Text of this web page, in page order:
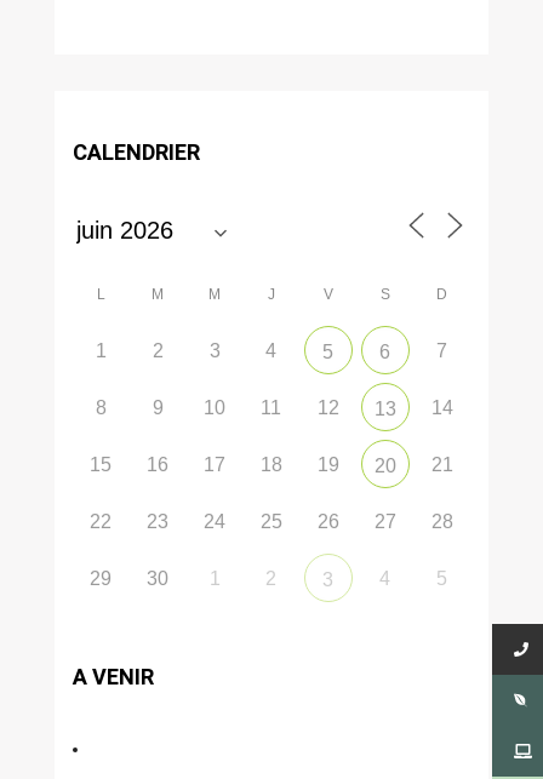
CALENDRIER
L M M J V S D
1 2 3 4 5 6 7
8 9 10 11 12 13 14
15 16 17 18 19 20 21
22 23 24 25 26 27 28
29 30 1 2 3 4 5
A VENIR